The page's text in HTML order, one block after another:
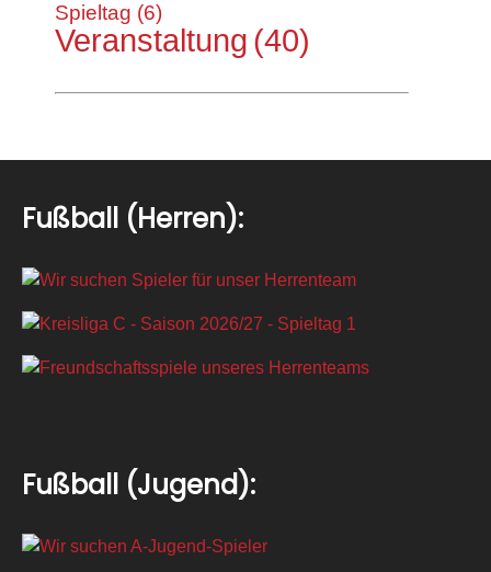
Spieltag (6)
Veranstaltung (40)
Fußball (Herren):
Fußball (Jugend):